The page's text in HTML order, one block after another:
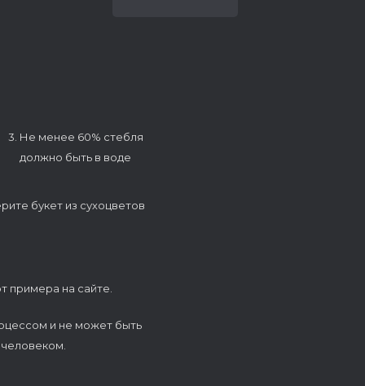
3. Не менее 60% стебля
должно быть в воде
букет из сухоцветов
примера на сайте.
и не может быть